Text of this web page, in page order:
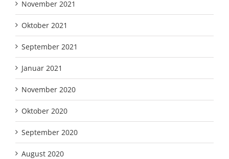
November 2021
Oktober 2021
September 2021
Januar 2021
November 2020
Oktober 2020
September 2020
August 2020